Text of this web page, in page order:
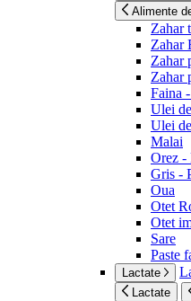
Alimente
Zahar
Zahar
Zahar
Zahar
Faina
Ulei
Ulei
Malai
Orez -
Gris -
Oua
Otet
Otet
Sare
Paste
Lactate
Lactate